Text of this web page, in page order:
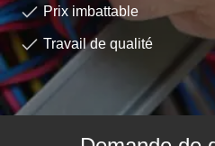
Prix imbattable
Travail de qualité